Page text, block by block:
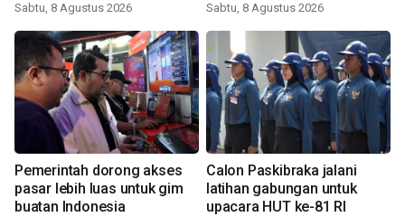
Sabtu, 8 Agustus 2026 Sabtu, 8 Agustus 2026
Pemerintah dorong akses
pasar lebih luas untuk gim
buatan Indonesia
Calon Paskibraka jalani
latihan gabungan untuk
upacara HUT ke-81 RI